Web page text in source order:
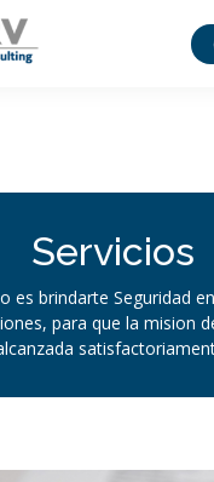
Servicios
es brindarte Seguridad
para que la mision